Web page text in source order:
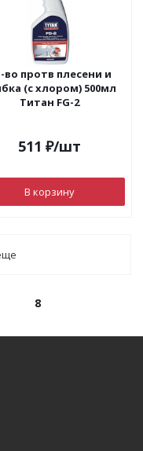
во протв плесени и
(с хлором) 500мл
Титан FG-2
511 ₽/шт
В корзину
8